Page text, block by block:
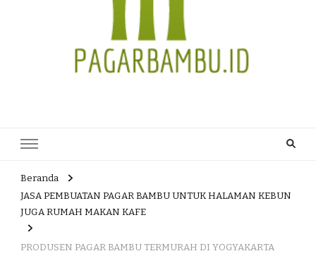
PAGAR BAMBU WULUNG
ATAU BAMBU HITAM
Beranda
JASA PEMBUATAN PAGAR BAMBU UNTUK HALAMAN KEBUN
JUGA RUMAH MAKAN KAFE
PRODUSEN PAGAR BAMBU TERMURAH DI YOGYAKARTA